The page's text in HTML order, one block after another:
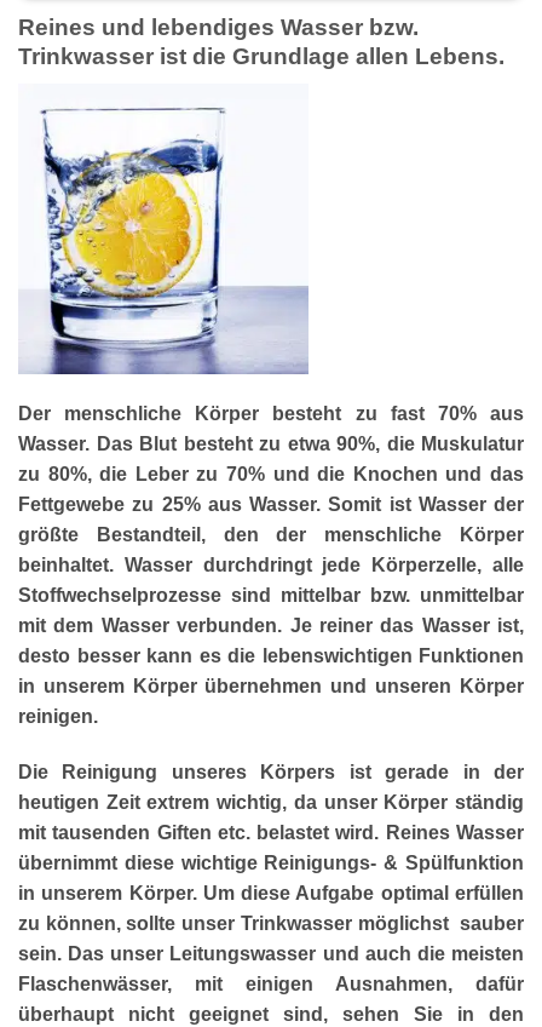
Reines und lebendiges Wasser bzw.
Trinkwasser ist die Grundlage allen Lebens.
Der menschliche Körper besteht zu fast 70% aus
Wasser. Das Blut besteht zu etwa 90%, die Muskulatur
zu 80%, die Leber zu 70% und die Knochen und das
Fettgewebe zu 25% aus Wasser. Somit ist Wasser der
größte Bestandteil, den der menschliche Körper
beinhaltet. Wasser durchdringt jede Körperzelle, alle
Stoffwechselprozesse sind mittelbar bzw. unmittelbar
mit dem Wasser verbunden. Je reiner das Wasser ist,
desto besser kann es die lebenswichtigen Funktionen
in unserem Körper übernehmen und unseren Körper
reinigen.
Die Reinigung unseres Körpers ist gerade in der
heutigen Zeit extrem wichtig, da unser Körper ständig
mit tausenden Giften etc. belastet wird. Reines Wasser
übernimmt diese wichtige Reinigungs- & Spülfunktion
in unserem Körper. Um diese Aufgabe optimal erfüllen
zu können, sollte unser Trinkwasser möglichst sauber
sein. Das unser Leitungswasser und auch die meisten
Flaschenwässer, mit einigen Ausnahmen, dafür
überhaupt nicht geeignet sind, sehen Sie in den